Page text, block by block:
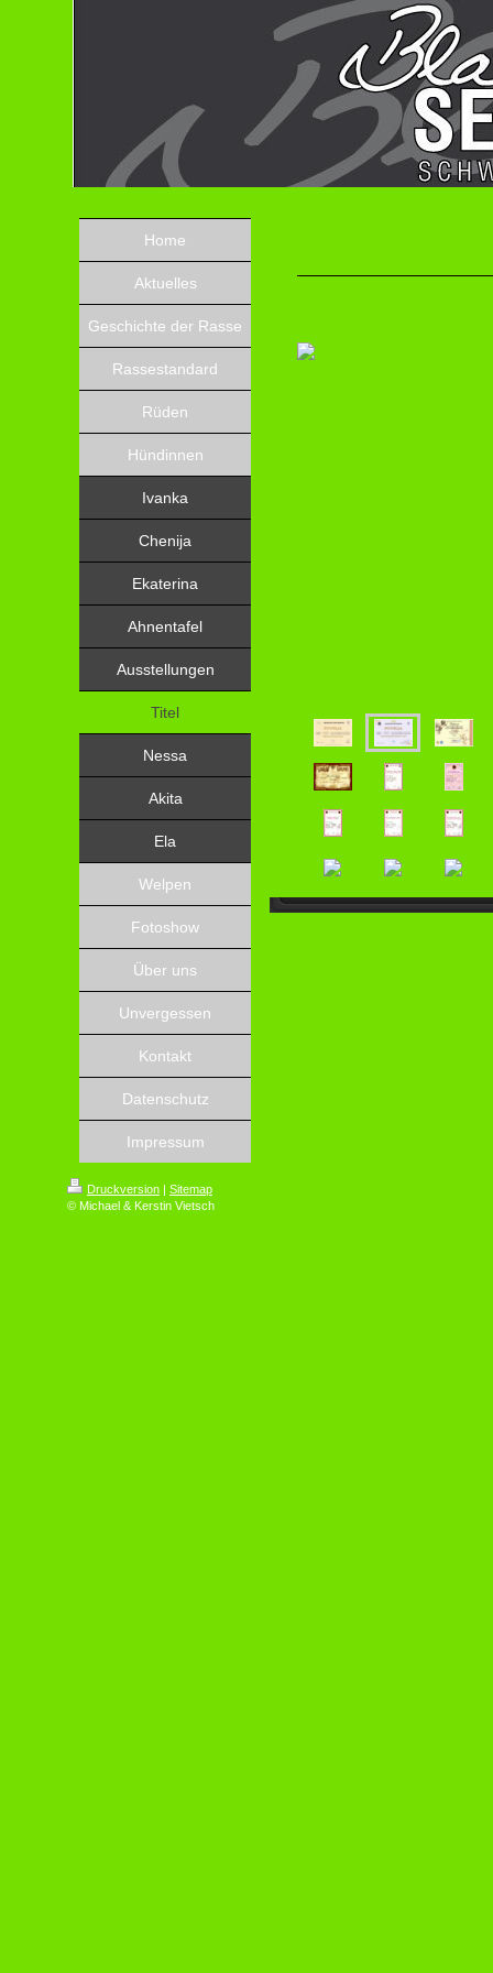
Home
Aktuelles
Geschichte der Rasse
Rassestandard
Rüden
Hündinnen
Ivanka
Chenija
Ekaterina
Ahnentafel
Ausstellungen
Titel
Nessa
Akita
Ela
Welpen
Fotoshow
Über uns
Unvergessen
Kontakt
Datenschutz
Impressum
Druckversion | Sitemap
© Michael & Kerstin Vietsch